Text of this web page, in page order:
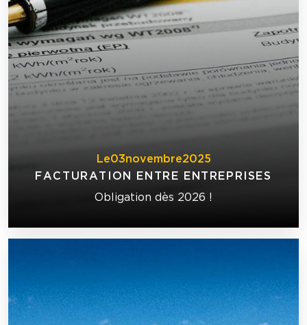
Le03novembre2025
FACTURATION ENTRE ENTREPRISES
Obligation dès 2026 !